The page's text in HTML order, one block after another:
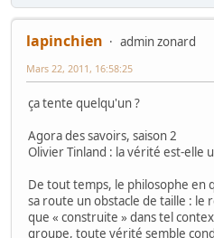
lapinchien
admin zonard
Mars 22, 2011, 16:58:25
ça tente quelqu'un ?
Agora des savoirs, saison 2
Olivier Tinland : la vérité est-elle
De tout temps, le philosophe en
sa route un obstacle de taille : le
que « construite » dans tel
groupe, toute vérité semble